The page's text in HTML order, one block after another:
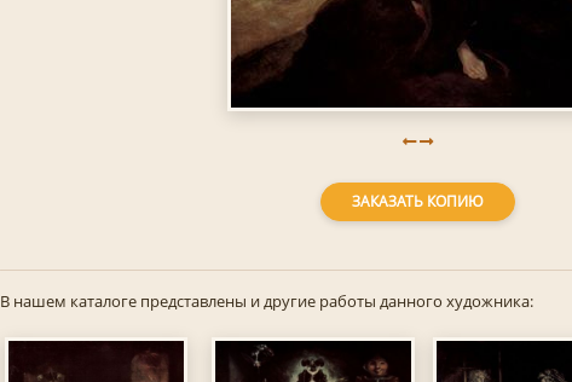
ЗАКАЗАТЬ КОПИЮ
В нашем каталоге представлены и другие работы данного художника: